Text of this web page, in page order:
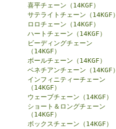
喜平チェーン（14KGF）
サテライトチェーン（14KGF）
ロロチェーン（14KGF）
ハートチェーン（14KGF）
ビーディングチェーン
（14KGF）
ボールチェーン（14KGF）
ベネチアンチェーン（14KGF）
インフィニティーチェーン
（14KGF）
ウェーブチェーン（14KGF）
ショート＆ロングチェーン
（14KGF）
ボックスチェーン（14KGF）